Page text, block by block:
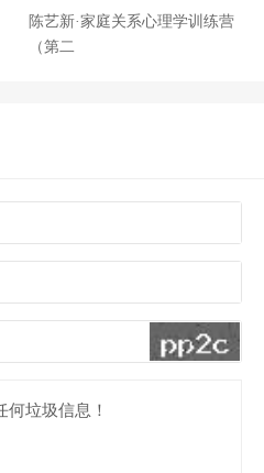
陈艺新·家庭关系心理学训练营
（第二